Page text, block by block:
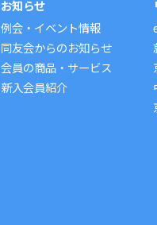
お知らせ
例会・イベント情報
同友会からのお知らせ
会員の商品・サービス
新入会員紹介